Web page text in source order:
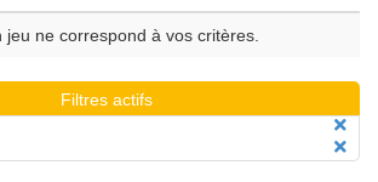
jeu ne correspond à vos critères.
Filtres actifs